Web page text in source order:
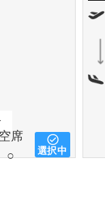
空席
○
選択中